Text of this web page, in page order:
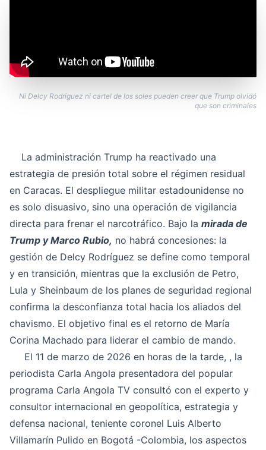
Ni Delcy Rodriguez ni cartel de los soles pueden creer que Trump olvidó
que son criminales
La administración Trump ha reactivado una
estrategia de presión total sobre el régimen residual
en Caracas. El despliegue militar estadounidense no
es solo disuasivo, sino una operación de vigilancia
directa para frenar el narcotráfico. Bajo la mirada de
Trump y Marco Rubio, no habrá concesiones: la
gestión de Delcy Rodríguez se define como temporal
y en transición, mientras que la exclusión de Petro,
Lula y Sheinbaum de los planes de seguridad regional
confirma la desconfianza total hacia los aliados del
chavismo. El objetivo final es el retorno de María
Corina Machado para liderar el cambio de mando.
El 11 de marzo de 2026 en horas de la tarde, , la
periodista Carla Angola presentadora del popular
programa Carla Angola TV consultó con el experto y
consultor internacional en geopolítica, estrategia y
defensa nacional, teniente coronel Luis Alberto
Villamarín Pulido en Bogotá -Colombia, los aspectos